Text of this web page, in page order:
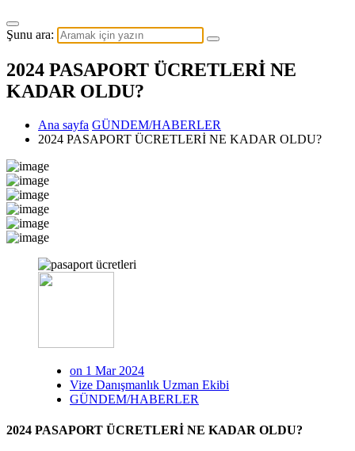
Şunu ara:
2024 PASAPORT ÜCRETLERİ NE
KADAR OLDU?
Ana sayfa GÜNDEM/HABERLER
2024 PASAPORT ÜCRETLERİ NE KADAR OLDU?
on 1 Mar 2024
Vize Danışmanlık Uzman Ekibi
GÜNDEM/HABERLER
2024 PASAPORT ÜCRETLERİ NE KADAR OLDU?